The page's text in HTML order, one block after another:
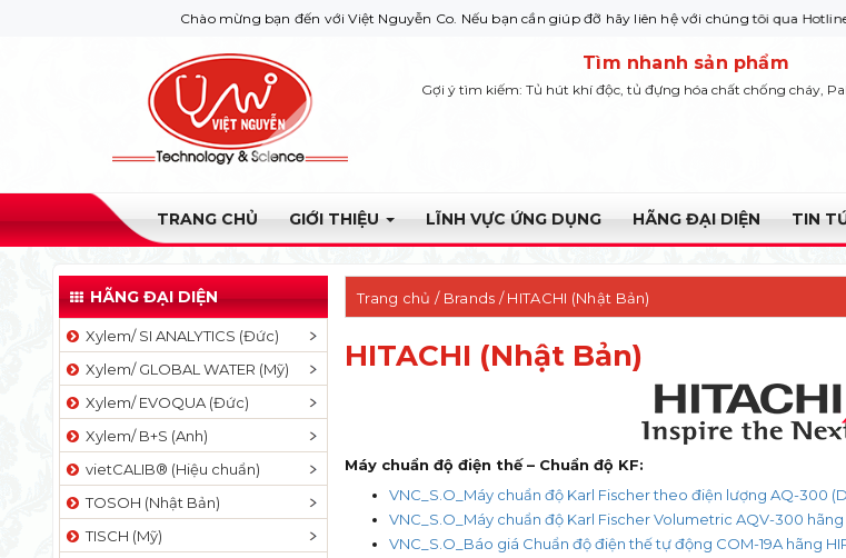
Chào mừng bạn đến với Việt Nguyễn Co. Nếu bạn cần giúp đỡ hãy liên hệ với chúng tôi qua Hotline: 0932
Tìm nhanh sản phẩm
Gợi ý tìm kiếm: Tủ hút khí độc, tủ đựng hóa chất chống cháy,
TRANG CHỦ GIỚI THIỆU LĨNH VỰC ỨNG DỤNG HÃNG ĐẠI DIỆN TIN
HÃNG ĐẠI DIỆN
Xylem/ SI ANALYTICS (Đức)
Xylem/ GLOBAL WATER (Mỹ)
Xylem/ EVOQUA (Đức)
Xylem/ B+S (Anh)
vietCALIB® (Hiệu chuẩn)
TOSOH (Nhật Bản)
TISCH (Mỹ)
Trang chủ / Brands / HITACHI (Nhật Bản)
HITACHI (Nhật Bản)
Máy chuẩn độ điện thế – Chuẩn độ KF:
VNC_S.O_Máy chuẩn độ Karl Fischer theo điện lượng AQ-300
VNC_S.O_Máy chuẩn độ Karl Fischer Volumetric AQV-300 hãng
VNC_S.O_Báo giá Chuẩn độ điện thế tự động COM-19A hãng